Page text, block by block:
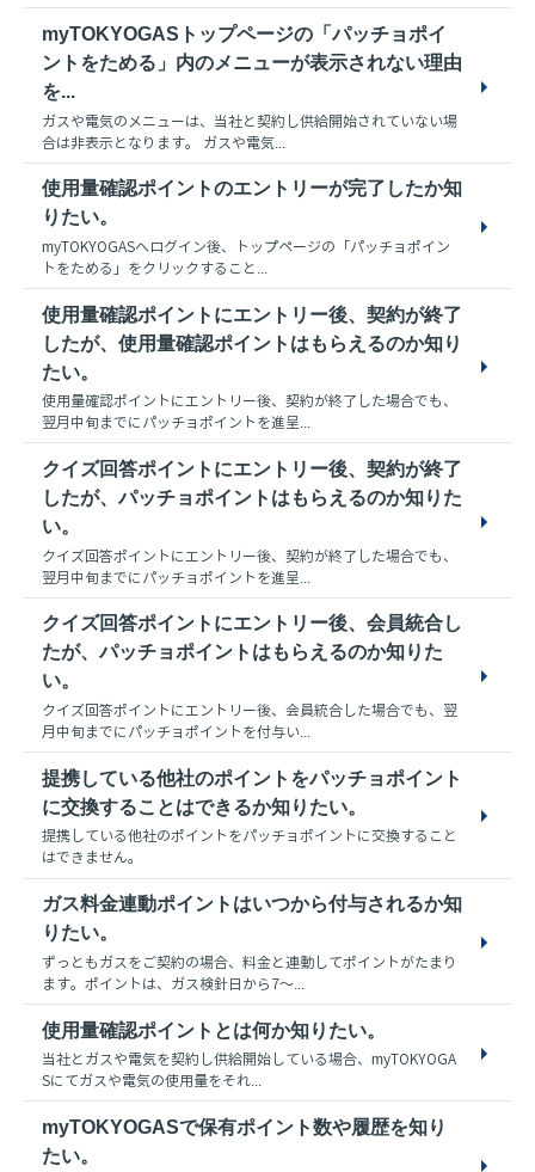
myTOKYOGASトップページの「パッチョポイ
ントをためる」内のメニューが表示されない理由
を...
ガスや電気のメニューは、当社と契約し供給開始されていない場
合は非表示となります。 ガスや電気...
使用量確認ポイントのエントリーが完了したか知
りたい。
myTOKYOGASへログイン後、トップページの「パッチョポイン
トをためる」をクリックすること...
使用量確認ポイントにエントリー後、契約が終了
したが、使用量確認ポイントはもらえるのか知り
たい。
使用量確認ポイントにエントリー後、契約が終了した場合でも、
翌月中旬までにパッチョポイントを進呈...
クイズ回答ポイントにエントリー後、契約が終了
したが、パッチョポイントはもらえるのか知りた
い。
クイズ回答ポイントにエントリー後、契約が終了した場合でも、
翌月中旬までにパッチョポイントを進呈...
クイズ回答ポイントにエントリー後、会員統合し
たが、パッチョポイントはもらえるのか知りた
い。
クイズ回答ポイントにエントリー後、会員統合した場合でも、翌
月中旬までにパッチョポイントを付与い...
提携している他社のポイントをパッチョポイント
に交換することはできるか知りたい。
提携している他社のポイントをパッチョポイントに交換すること
はできません。
ガス料金連動ポイントはいつから付与されるか知
りたい。
ずっともガスをご契約の場合、料金と連動してポイントがたまり
ます。ポイントは、ガス検針日から7～...
使用量確認ポイントとは何か知りたい。
当社とガスや電気を契約し供給開始している場合、myTOKYOGA
Sにてガスや電気の使用量をそれ...
myTOKYOGASで保有ポイント数や履歴を知り
たい。